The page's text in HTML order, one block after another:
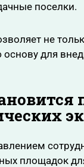
поселки.
не
основу для
площадок